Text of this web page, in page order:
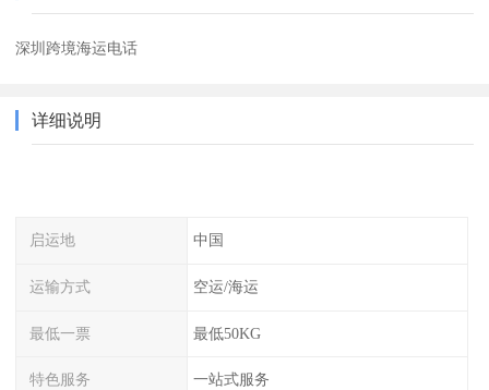
深圳跨境海运电话
详细说明
启运地 中国
运输方式 空运/海运
最低一票 最低50KG
特色服务 一站式服务